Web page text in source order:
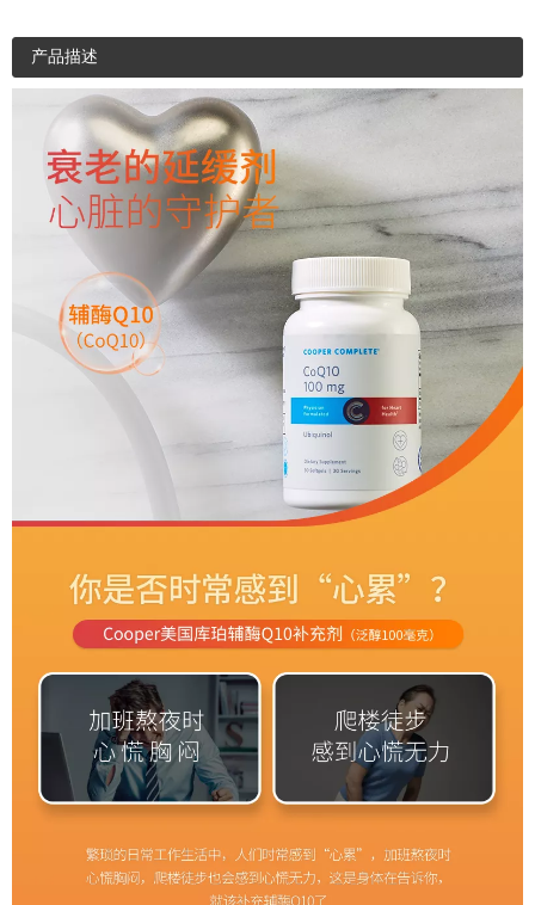
产品描述